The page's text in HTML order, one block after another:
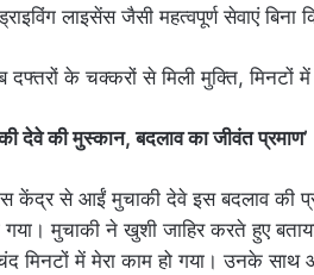
लाइसेंस जैसी महत्वपूर्ण सेवाएं बिना
देवे की मुस्कान, बदलाव का जीवंत प्रमाण’
केंद्र से आईं मुचाकी देवे इस बदलाव की
गया। मुचाकी ने खुशी जाहिर करते हुए
मिनटों में मेरा काम हो गया। उनके